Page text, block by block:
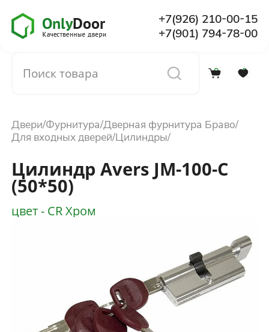
+7(926) 210-00-15
+7(901) 794-78-00
0 0
О компании
Установка
Доставка и оплата
Двери Фурнитура Дверная фурнитура Браво
Для входных дверей Цилиндры
Цилиндр Avers JМ-100-С
(50*50)
цвет - CR Хром